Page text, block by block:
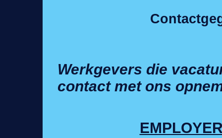
Werkgevers die
contact met ons